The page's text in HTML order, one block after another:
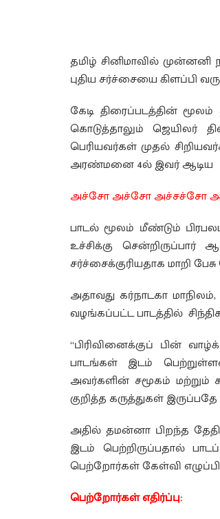
தமிழ் சினிமாவில்
புதிய சர்ச்சையை கிளப்பி
கேடி திரைப்படத்தின்
கொடுத்தாலும் ஜெயிலர்
பெரியவர்கள் முதல்
அரண்மனை 4ல் இவர் ஆடிய
அச்சோ அச்சோ அச்சச்சோ
பாடல் மூலம் மீண்டும்
உச்சிக்கு
சர்ச்சைக்குரியதாக மாறி
அதாவது கர்நாடகா
வழங்கப்பட்ட பாடத்தில்
“பிரிவினைக்குப் பின்
பாடங்கள் இடம்
அவர்களின் சமூகம் மற்றும்
குறித்த கருத்துகள்
அதில் தமன்னா பிறந்த
இடம் பெற்றிருப்பதால்
பெற்றோர்கள் கேள்வி
பெற்றோர்கள் எதிர்ப்பு: